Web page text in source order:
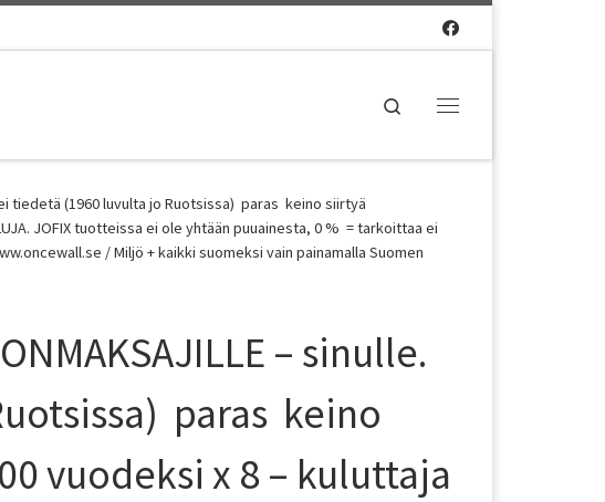
Search
ei tiedetä (1960 luvulta jo Ruotsissa) paras keino siirtyä
JOFIX tuotteissa ei ole yhtään puuainesta, 0 % = tarkoittaa ei
/ Miljö + kaikki suomeksi vain painamalla Suomen
– sinulle.
paras keino
vuodeksi x 8 – kuluttaja